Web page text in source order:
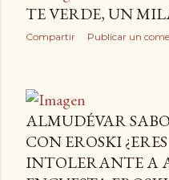
TE VERDE, UN
Compartir Publicar un
ALMUDÉVAR
CON EROSKI
INTOLERANTE A